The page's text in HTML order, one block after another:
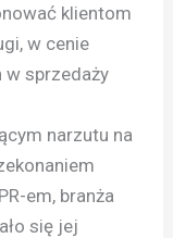
klientom
w cenie
w sprzedaży
narzutu na
em, branża
się jej